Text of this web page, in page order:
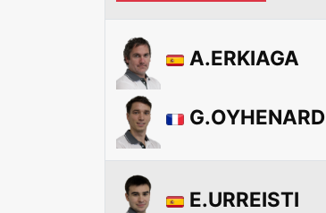
A.ERKIAGA
G.OYHENARD
E.URREISTI